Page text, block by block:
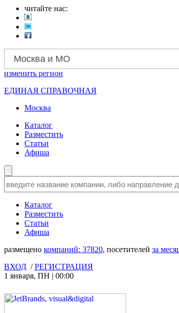
читайте нас:
Москва и МО
изменить регион
ЕДИНАЯ СПРАВОЧНАЯ
Москва
Каталог
Разместить
Статьи
Афиша
Каталог
Разместить
Статьи
Афиша
размещено компаний: 37820, посетителей за
ВХОД /РЕГИСТРАЦИЯ
1 января, ПН | 00:00